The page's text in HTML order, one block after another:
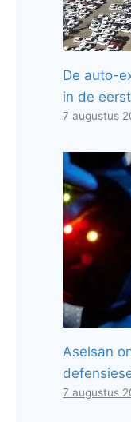
De auto-
in de
7 augustus
Aselsan
7 augustus